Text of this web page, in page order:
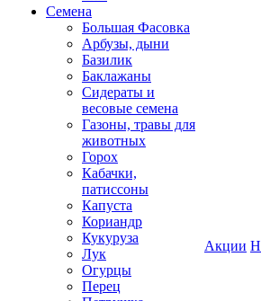
Семена
Большая Фасовка
Арбузы, дыни
Базилик
Баклажаны
Сидераты и
весовые семена
Газоны, травы для
животных
Горох
Кабачки,
патиссоны
Капуста
Кориандр
Кукуруза
Лук
Огурцы
Перец
Акции